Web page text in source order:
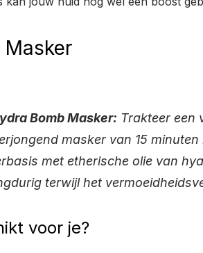
Masker
Bomb Masker: Trakteer een
masker van 15
met etherische olie van
terwijl het
voor je?